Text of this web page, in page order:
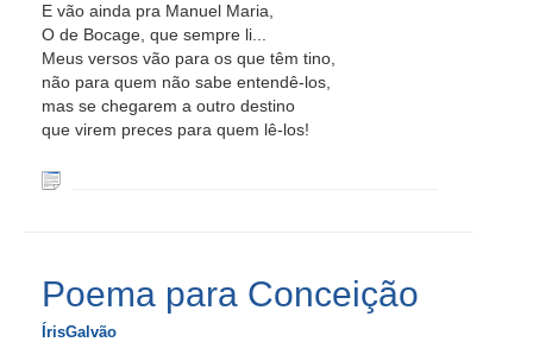
E vão ainda pra Manuel Maria,
O de Bocage, que sempre li...
Meus versos vão para os que têm tino,
não para quem não sabe entendê-los,
mas se chegarem a outro destino
que virem preces para quem lê-los!
Poema para Conceição
ÍrisGalvão